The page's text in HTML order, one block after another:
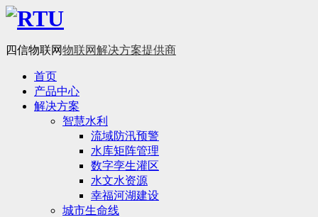
四信物联网物联网解决方案提供商
首页
产品中心
解决方案
智慧水利
流域防汛预警
水库矩阵管理
数字孪生灌区
水文水资源
幸福河湖建设
城市生命线